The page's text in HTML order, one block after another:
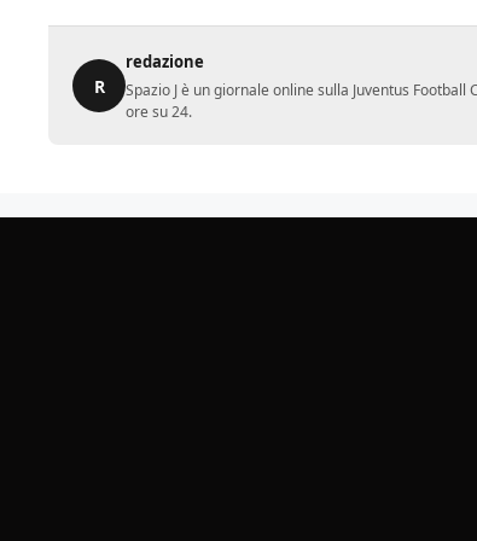
R
redazione
Spazio J è un giornale online sulla Juventus
ore su 24.